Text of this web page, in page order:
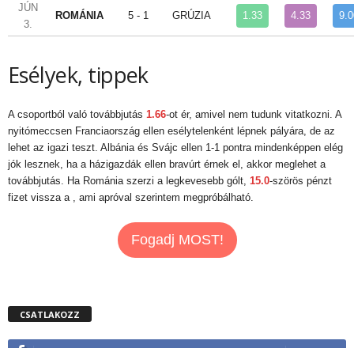
JÚN
3.
ROMÁNIA 5 - 1 GRÚZIA 1.33 4.33
Esélyek, tippek
A csoportból való továbbjutás 1.66-ot ér, amivel nem tudunk vitatkozni. A
nyitómeccsen Franciaország ellen esélytelenként lépnek pályára, de az
lehet az igazi teszt. Albánia és Svájc ellen 1-1 pontra mindenképpen elég
jók lesznek, ha a házigazdák ellen bravúrt érnek el, akkor meglehet a
továbbjutás. Ha Románia szerzi a legkevesebb gólt, 15.0-szörös pénzt
fizet vissza a , ami apróval szerintem megpróbálható.
Fogadj MOST!
CSATLAKOZZ